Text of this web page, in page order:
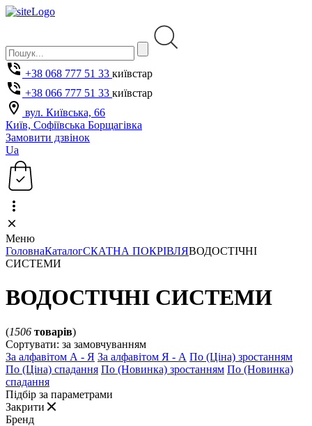
+38 068 777 51 33 київстар
+38 066 777 51 33 київстар
вул. Київська, 66
Київ, Софіївська Борщагівка
Замовити дзвінок
Ua
Меню
ГоловнаКаталогСКАТНА ПОКРІВЛЯВОДОСТІЧНІ
СИСТЕМИ
ВОДОСТІЧНІ СИСТЕМИ
(1506 товарів)
Сортувати: за замовчуванням
За алфавітом А - Я За алфавітом Я - А По (Ціна) зростанням
По (Ціна) спадання По (Новинка) зростанням По (Новинка)
спадання
Підбір за параметрами
Закрити
Бренд